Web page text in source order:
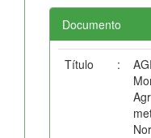
Documento
Título :